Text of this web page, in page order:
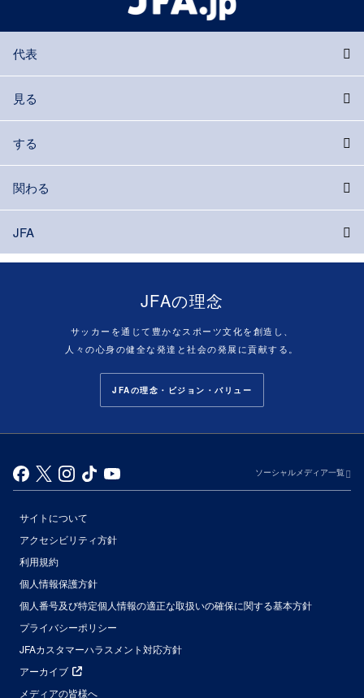
代表
見る
する
関わる
JFA
JFAの理念
サッカーを通じて豊かなスポーツ文化を創造し、
人々の心身の健全な発達と社会の発展に貢献する。
JFAの理念・ビジョン・バリュー
ソーシャルメディア一覧
サイトについて
アクセシビリティ方針
利用規約
個人情報保護方針
個人番号及び特定個人情報の適正な取扱いの確保に関する基本方針
プライバシーポリシー
JFAカスタマーハラスメント対応方針
アーカイブ
メディアの皆様へ